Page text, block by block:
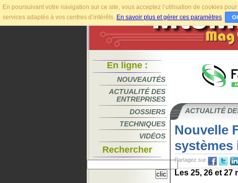
En poursuivant votre navigation sur ce site, vous acceptez l’utilisation de cookies
services adaptés à vos centres d’intérêts. En savoir plus et gérer ces paramètres.
En ligne :
NOUVEAUTÉS
ACTUALITÉ DES
ENTREPRISES
DOSSIERS
TECHNIQUES
VIDÉOS
Rechercher
ACTUALITÉ
Nouvelle
systèmes
Partagez sur
Les 25, 26 et